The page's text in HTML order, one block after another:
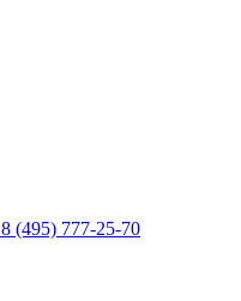
8 (495) 777-25-70